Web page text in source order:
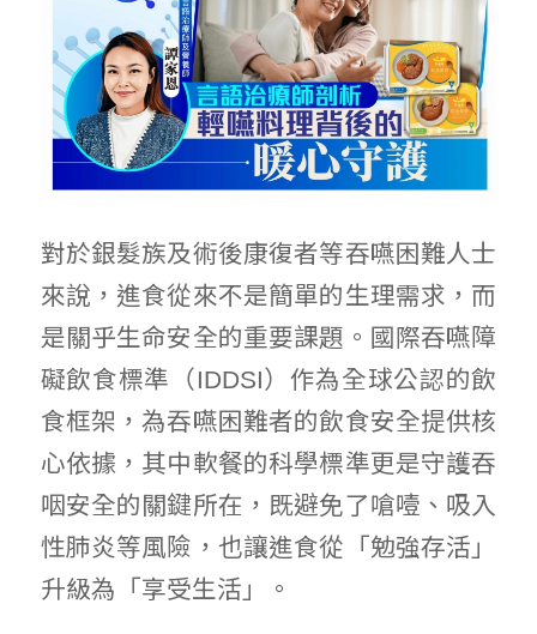
對於銀髮族及術後康復者等吞嚥困難人士
來說，進食從來不是簡單的生理需求，而
是關乎生命安全的重要課題。國際吞嚥障
礙飲食標準（IDDSI）作為全球公認的飲
食框架，為吞嚥困難者的飲食安全提供核
心依據，其中軟餐的科學標準更是守護吞
咽安全的關鍵所在，既避免了嗆噎、吸入
性肺炎等風險，也讓進食從「勉強存活」
升級為「享受生活」。